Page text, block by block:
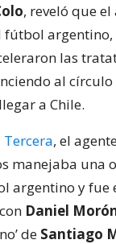
, reveló que
argentino,
las
al círculo
a Chile.
Tercera, el
manejaba una
argentino y fue
Daniel
de Santiago